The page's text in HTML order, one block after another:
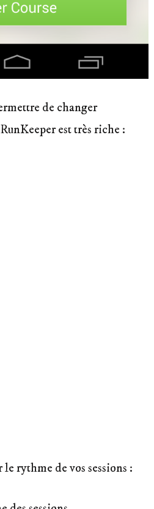
de changer
est très riche :
le rythme de vos sessions :